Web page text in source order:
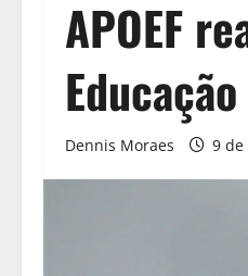
APOEF
Dennis Moraes 9 de